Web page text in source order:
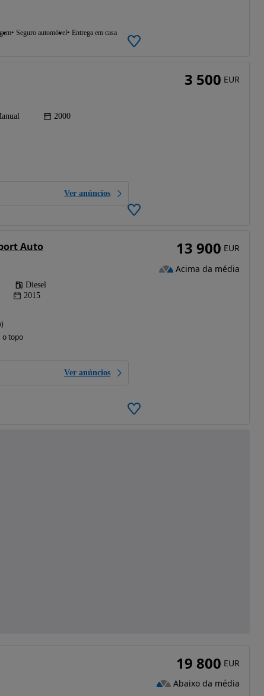
Seguro automóvel Entrega em casa
2000
Ver anúncios
3 500 EUR
Auto
Diesel
2015
o topo
Ver anúncios
13 900 EUR
Acima da média
19 800 EUR
Abaixo da média